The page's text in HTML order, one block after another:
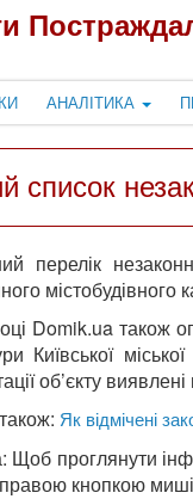
АНАЛІТИКА
список
перелік
містобудівного
Domik.ua також
Київської
об’єкту
Як відмічені
Щоб проглянути
кнопкою